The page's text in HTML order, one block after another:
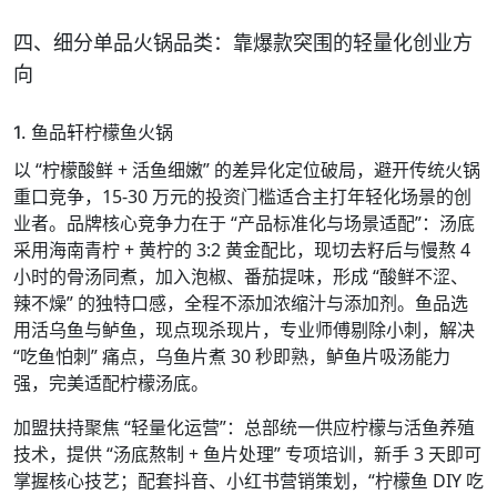
四、细分单品火锅品类：靠爆款突围的轻量化创业方
向
1. 鱼品轩柠檬鱼火锅
以 “柠檬酸鲜 + 活鱼细嫩” 的差异化定位破局，避开传统火锅
重口竞争，15-30 万元的投资门槛适合主打年轻化场景的创
业者。品牌核心竞争力在于 “产品标准化与场景适配”：汤底
采用海南青柠 + 黄柠的 3:2 黄金配比，现切去籽后与慢熬 4
小时的骨汤同煮，加入泡椒、番茄提味，形成 “酸鲜不涩、
辣不燥” 的独特口感，全程不添加浓缩汁与添加剂。鱼品选
用活乌鱼与鲈鱼，现点现杀现片，专业师傅剔除小刺，解决
“吃鱼怕刺” 痛点，乌鱼片煮 30 秒即熟，鲈鱼片吸汤能力
强，完美适配柠檬汤底。
加盟扶持聚焦 “轻量化运营”：总部统一供应柠檬与活鱼养殖
技术，提供 “汤底熬制 + 鱼片处理” 专项培训，新手 3 天即可
掌握核心技艺；配套抖音、小红书营销策划，“柠檬鱼 DIY 吃